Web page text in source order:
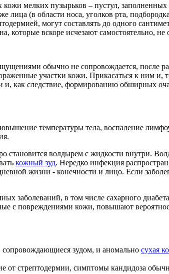
кожи мелких пузырьков – пустул,
(в области носа, уголков рта,
могут составлять до одного
которые вскоре исчезают самостоятельно, не
обычно не сопровождается, после
участки кожи. Прикасаться к ним и,
и, как следствие, формированию обширных
температуры тела, воспаление
становится волдырем с жидкости внутри.
кожный зуд. Нередко инфекция
жизни - конечности и лицо. Если
заболеваний, в том числе сахарного
с повреждениями кожи, повышают
зудом, и аномально сухая
стрептодермии, симптомы кандидоза